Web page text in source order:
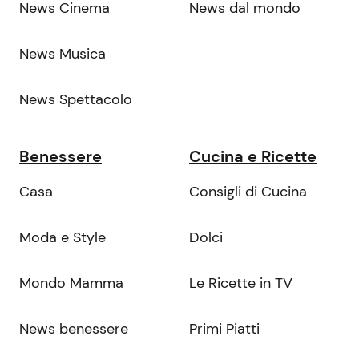
News Cinema
News Musica
News Spettacolo
News dal mondo
Benessere
Casa
Moda e Style
Mondo Mamma
News benessere
Cucina e Ricette
Consigli di Cucina
Dolci
Le Ricette in TV
Primi Piatti